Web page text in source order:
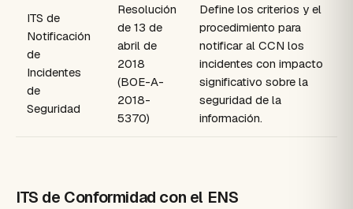
ITS de
Notificación
de
Incidentes
de
Seguridad
Resolución
de 13 de
abril de
2018
(BOE-A-
2018-
5370)
Define los criterios y el
procedimiento para
notificar al CCN los
incidentes con impacto
significativo sobre la
seguridad de la
información.
ITS de Conformidad con el ENS